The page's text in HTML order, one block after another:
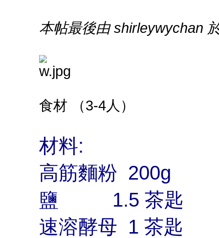
本帖最後由 shirleywychan
食材 （3-4人）
材料:
高筋麵粉 200g
鹽 1.5 茶匙
速溶酵母 1 茶匙